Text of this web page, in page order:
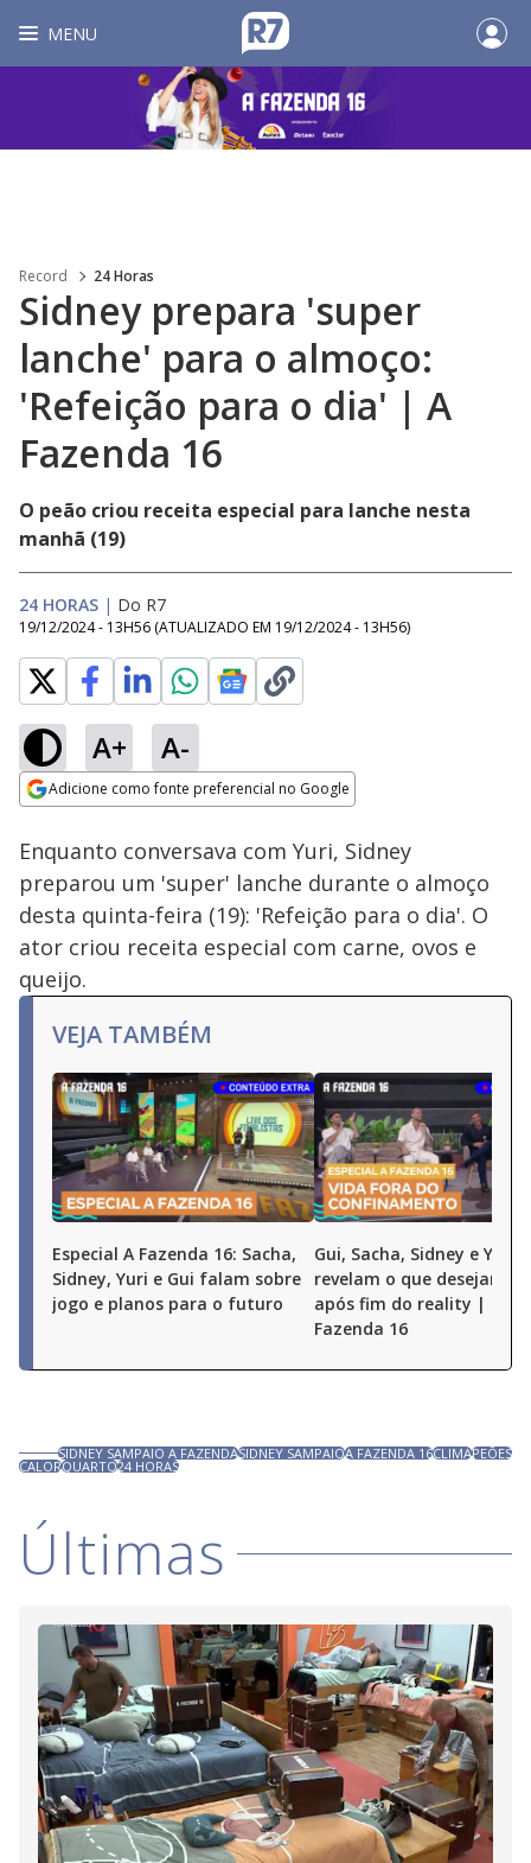
MENU
Record 24 Horas
Sidney prepara 'super
lanche' para o almoço:
'Refeição para o dia' | A
Fazenda 16
O peão criou receita especial para lanche nesta
manhã (19)
24 HORAS | Do R7
19/12/2024 - 13H56 (ATUALIZADO EM 19/12/2024 - 13H56)
A+ A-
Adicione como fonte preferencial no Google
Ativar
Loaded:
43.54%
Enquanto conversava com Yuri, Sidney
preparou um 'super' lanche durante o almoço
desta quinta-feira (19): 'Refeição para o dia'. O
ator criou receita especial com carne, ovos e
queijo.
VEJA TAMBÉM
Especial A Fazenda 16: Sacha,
Sidney, Yuri e Gui falam sobre
jogo e planos para o futuro
Gui, Sacha, Sidney e Yuri
revelam o que desejam
após fim do reality |
Fazenda 16
SIDNEY SAMPAIO A FAZENDASIDNEY SAMPAIOA FAZENDA 16CLIMAPEÕES
CALORQUARTO24 HORAS
Últimas